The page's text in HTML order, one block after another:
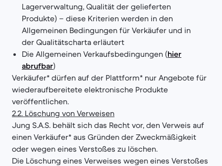
Lagerverwaltung, Qualität der gelieferten
Produkte) – diese Kriterien werden in den
Allgemeinen Bedingungen für Verkäufer und in
der Qualitätscharta erläutert
Die Allgemeinen Verkaufsbedingungen (hier
abrufbar)
Verkäufer* dürfen auf der Plattform* nur Angebote für
wiederaufbereitete elektronische Produkte
veröffentlichen.
2.2. Löschung von Verweisen
Jung S.A.S. behält sich das Recht vor, den Verweis auf
einen Verkäufer* aus Gründen der Zweckmäßigkeit
oder wegen eines Verstoßes zu löschen.
Die Löschung eines Verweises wegen eines Verstoßes